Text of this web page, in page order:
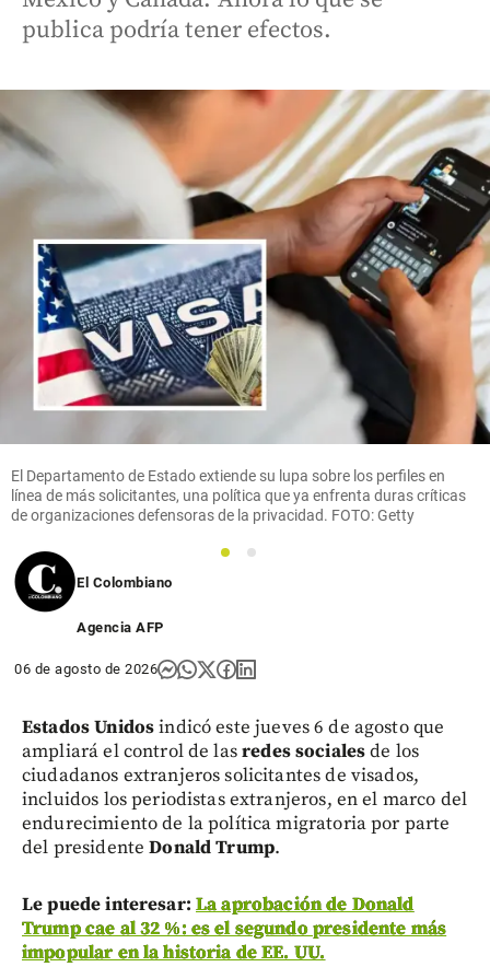
publica podría tener efectos.
El Departamento de Estado extiende su lupa sobre los perfiles en
línea de más solicitantes, una política que ya enfrenta duras críticas
de organizaciones defensoras de la privacidad. FOTO: Getty
1
2
El Colombiano
Agencia AFP
06 de agosto de 2026
Estados Unidosindicó este jueves 6 de agosto que
ampliará el control de lasredes socialesde los
ciudadanos extranjeros solicitantes de visados,
incluidos los periodistas extranjeros, en el marco del
endurecimiento de la política migratoria por parte
del presidenteDonald Trump.
Le puede interesar: La aprobación de Donald
Trump cae al 32 %: es el segundo presidente más
impopular en la historia de EE. UU.